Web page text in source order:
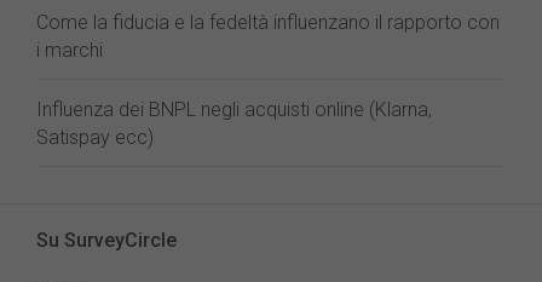
Come la fiducia e la fedeltà influenzano il rapporto con
i marchi
Influenza dei BNPL negli acquisti online (Klarna,
Satispay ecc)
Su SurveyCircle